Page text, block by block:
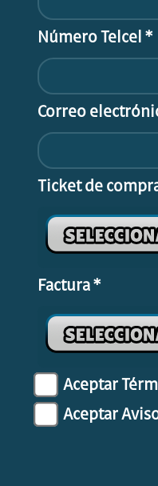
Número Telcel *
Correo
Ticket de
Factura *
Aceptar
Aceptar